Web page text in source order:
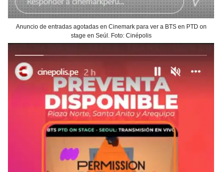
Anuncio de entradas agotadas en Cinemark para ver a BTS en PTD on
stage en Seúl. Foto: Cinépolis